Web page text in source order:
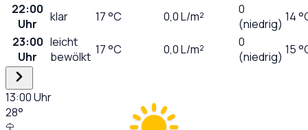
22:00
Uhr
klar 17°C 0,0L/m²
0
(niedrig) 14
23:00
Uhr
leicht
bewölkt 17°C 0,0L/m²
0
(niedrig) 15
13:00Uhr
28°